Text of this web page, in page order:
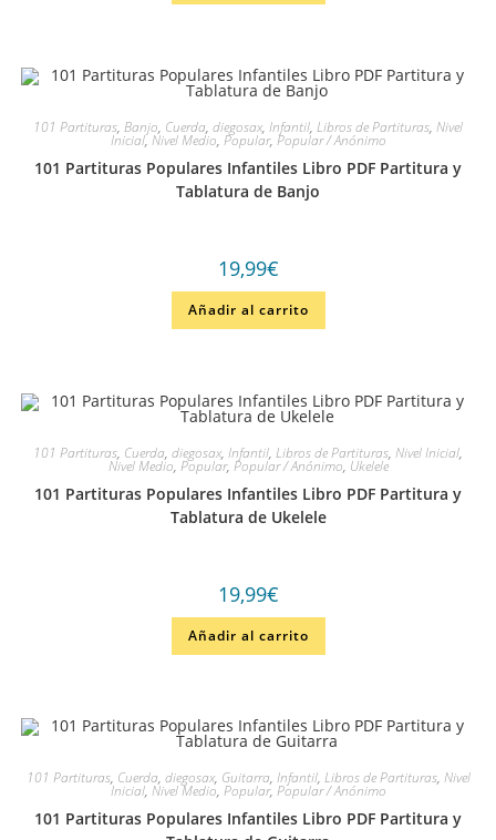
101 Partituras, Banjo, Cuerda, diegosax, Infantil, Libros de Partituras, Nivel
Inicial,Nivel Medio, Popular, Popular / Anónimo
101 Partituras Populares Infantiles Libro PDF Partitura y
Tablatura de Banjo
19,99€
Añadir al carrito
101 Partituras, Cuerda, diegosax, Infantil, Libros de Partituras, Nivel Inicial,
Nivel Medio, Popular, Popular / Anónimo, Ukelele
101 Partituras Populares Infantiles Libro PDF Partitura y
Tablatura de Ukelele
19,99€
Añadir al carrito
101 Partituras, Cuerda, diegosax, Guitarra, Infantil, Libros de Partituras, Nivel
Inicial, Nivel Medio, Popular, Popular / Anónimo
101 Partituras Populares Infantiles Libro PDF Partitura y